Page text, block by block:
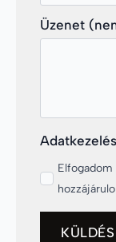
Üzenet
Elfogadom
KÜLDÉS